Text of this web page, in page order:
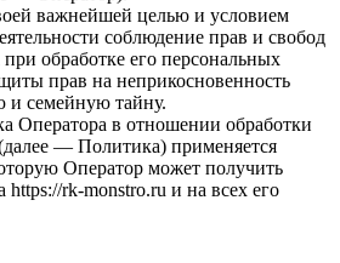
важнейшей целью и условием
соблюдение прав и свобод
обработке его персональных
прав на неприкосновенность
и семейную тайну.
Оператора в отношении обработки
— Политика) применяется
Оператор может получить
https://rk-monstro.ru и на всех его